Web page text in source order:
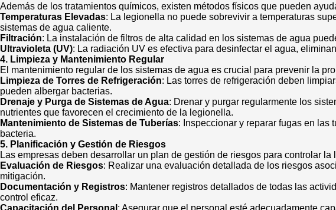
Además de los tratamientos químicos, existen métodos físicos que pueden
Temperaturas Elevadas: La legionella no puede sobrevivir a temperaturas
sistemas de agua caliente.
Filtración: La instalación de filtros de alta calidad en los sistemas de agua
Ultravioleta (UV): La radiación UV es efectiva para desinfectar el agua,
4. Limpieza y Mantenimiento Regular
El mantenimiento regular de los sistemas de agua es crucial para prevenir la
Limpieza de Torres de Refrigeración: Las torres de refrigeración deben
pueden albergar bacterias.
Drenaje y Purga de Sistemas de Agua: Drenar y purgar regularmente los
nutrientes que favorecen el crecimiento de la legionella.
Mantenimiento de Sistemas de Tuberías: Inspeccionar y reparar fugas en las
bacteria.
5. Planificación y Gestión de Riesgos
Las empresas deben desarrollar un plan de gestión de riesgos para controlar
Evaluación de Riesgos: Realizar una evaluación detallada de los riesgos
mitigación.
Documentación y Registros: Mantener registros detallados de todas las
control eficaz.
Capacitación del Personal : Asegurar que el personal esté adecuadamente